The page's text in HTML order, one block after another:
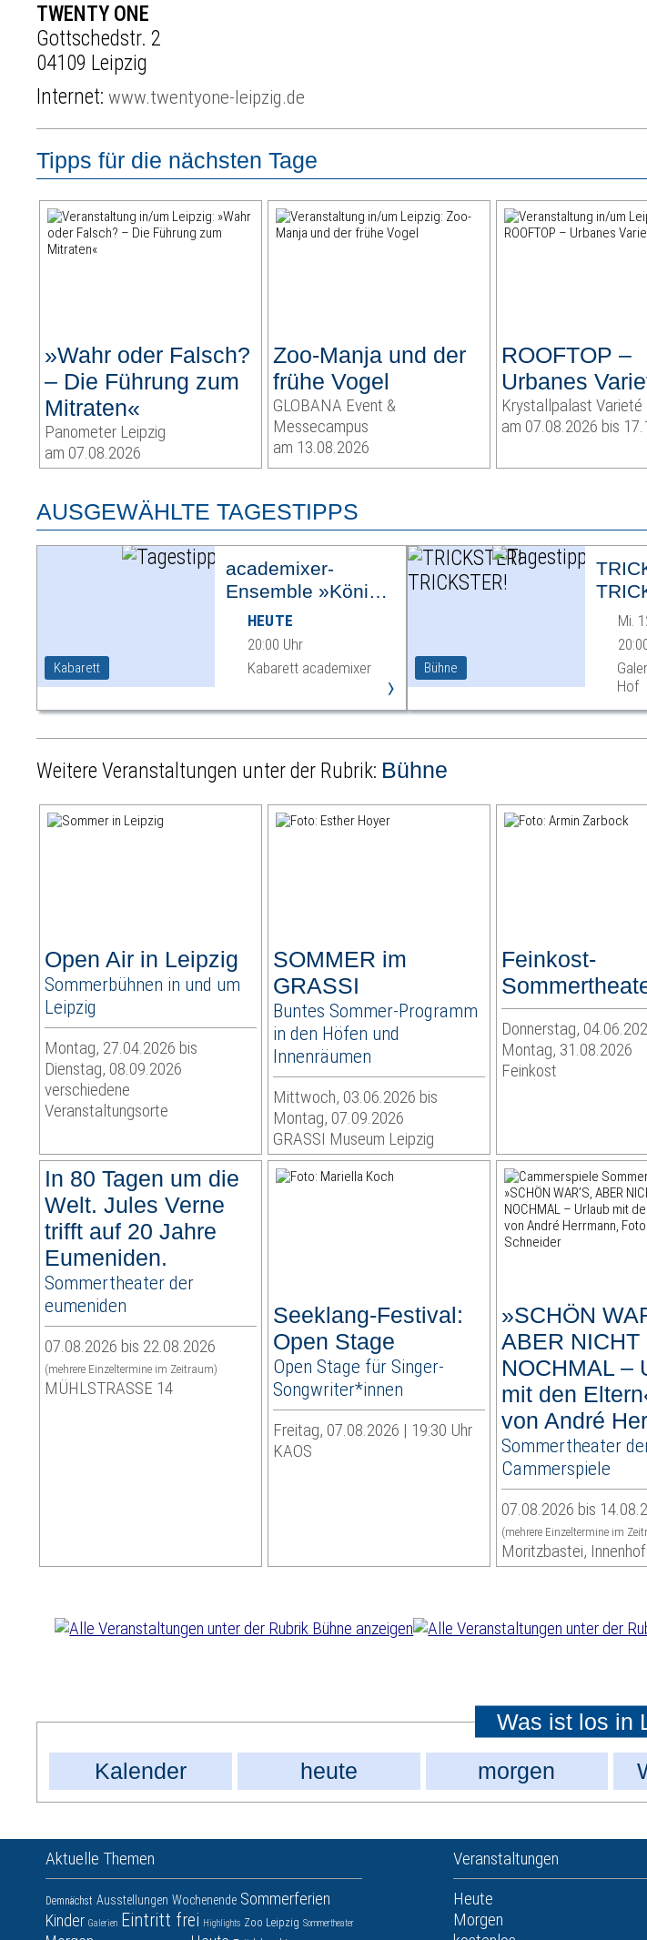
TWENTY ONE
Gottschedstr. 2
04109 Leipzig
Internet:www.twentyone-leipzig.de
Tipps für die nächsten Tage
»Wahr oder Falsch?
– Die Führung zum
Mitraten«
Panometer Leipzig
am 07.08.2026
Zoo-Manja und der
frühe Vogel
GLOBANA Event &
Messecampus
am 13.08.2026
ROOFTOP –
Urbanes
Krystallpalast Varieté
am 07.08.2026 bis
AUSGEWÄHLTE TAGESTIPPS
Kabarett
academixer-
Ensemble »König
Ödipus«
HEUTE
20:00 Uhr
Kabarett academixer
›
Bühne
Mi.
Hof
Weitere Veranstaltungen unter der Rubrik: Bühne
Open Air in Leipzig
Sommerbühnen in und um
Leipzig
Montag, 27.04.2026 bis
Dienstag, 08.09.2026
verschiedene
Veranstaltungsorte
SOMMER im
GRASSI
Buntes Sommer-Programm
in den Höfen und
Innenräumen
Mittwoch, 03.06.2026 bis
Montag, 07.09.2026
GRASSI Museum Leipzig
Feinkost-
Donnerstag,
Montag, 31.08.2026
Feinkost
In 80 Tagen um die
Welt. Jules Verne
trifft auf 20 Jahre
Eumeniden.
Sommertheater der
eumeniden
07.08.2026 bis 22.08.2026
(mehrere Einzeltermine im Zeitraum)
MÜHLSTRASSE 14
Seeklang-Festival:
Open Stage
Open Stage für Singer-
Songwriter*innen
Freitag, 07.08.2026 | 19:30 Uhr
KAOS
»SCHÖN
ABER NICHT
NOCHMAL –
mit den
von André
Sommertheater
Cammerspiele
07.08.2026 bis
(mehrere Einzeltermine im
Moritzbastei, Innenhof
Was ist los in
Kalender
heute morgen
Aktuelle Themen
Demnächst Ausstellungen Wochenende Sommerferien
Kinder Galerien Eintritt frei Highlights Zoo Leipzig Sommertheater
Veranstaltungen
Heute
Morgen